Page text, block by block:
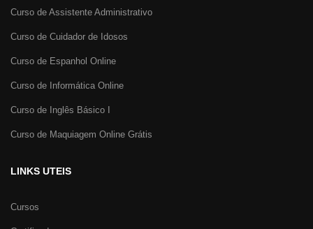
Curso de Assistente Administrativo
Curso de Cuidador de Idosos
Curso de Espanhol Online
Curso de Informática Online
Curso de Inglês Básico I
Curso de Maquiagem Online Grátis
LINKS UTEIS
Cursos